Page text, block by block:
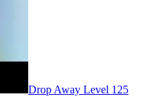
Level 125